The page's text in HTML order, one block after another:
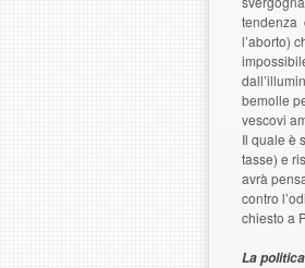
tendenza
l’aborto)
bemolle
vescovi
Il quale è
tasse) e
avrà
contro
chiesto a
La